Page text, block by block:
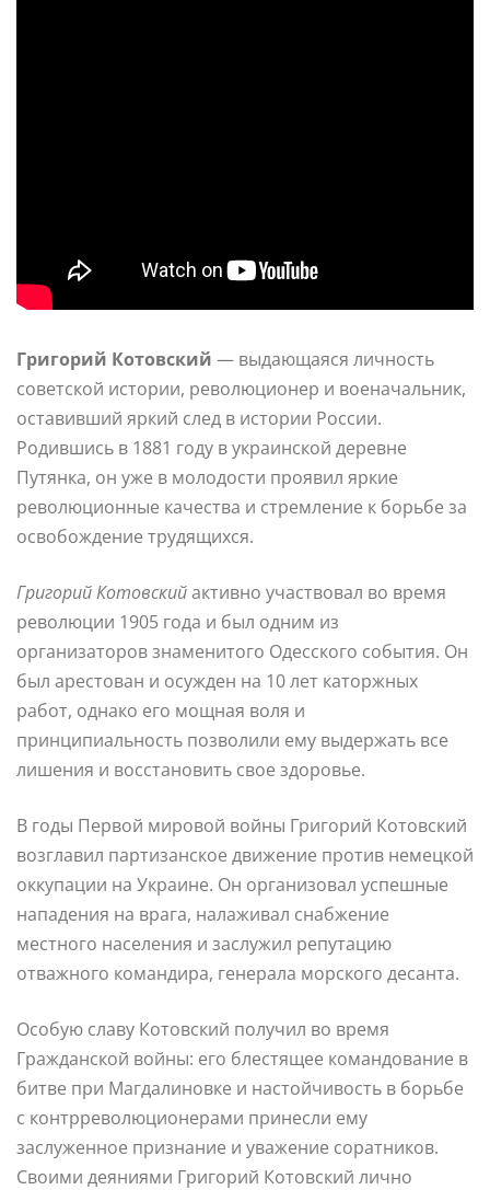
Григорий Котовский — выдающаяся личность
советской истории, революционер и военачальник,
оставивший яркий след в истории России.
Родившись в 1881 году в украинской деревне
Путянка, он уже в молодости проявил яркие
революционные качества и стремление к борьбе за
освобождение трудящихся.
Григорий Котовскийактивно участвовал во время
революции 1905 года и был одним из
организаторов знаменитого Одесского события. Он
был арестован и осужден на 10 лет каторжных
работ, однако его мощная воля и
принципиальность позволили ему выдержать все
лишения и восстановить свое здоровье.
В годы Первой мировой войны Григорий Котовский
возглавил партизанское движение против немецкой
оккупации на Украине. Он организовал успешные
нападения на врага, налаживал снабжение
местного населения и заслужил репутацию
отважного командира, генерала морского десанта.
Особую славу Котовский получил во время
Гражданской войны: его блестящее командование в
битве при Магдалиновке и настойчивость в борьбе
с контрреволюционерами принесли ему
заслуженное признание и уважение соратников.
Своими деяниями Григорий Котовский лично